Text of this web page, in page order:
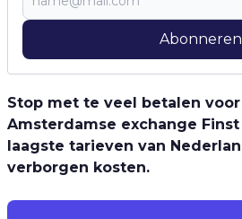
Abonneren
Stop met te veel betalen
Amsterdamse exchange
laagste tarieven van
verborgen kosten.